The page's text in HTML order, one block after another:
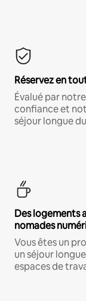
Réservez en
Évalué par
confiance et
séjour longue
Des logements
nomades
Vous êtes un
un séjour
espaces de